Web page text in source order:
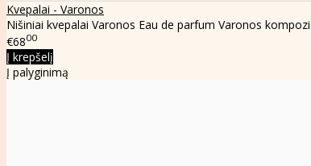
Kvepalai - Varonos
Nišiniai kvepalai Varonos Eau de parfum Varonos
€6800
Į krepšelį
Į palyginimą